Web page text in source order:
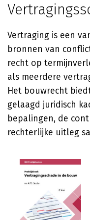
Vertraging is een
bronnen van
recht op
als meerdere
Het bouwrecht
gelaagd juridisch
bepalingen, de
rechterlijke uitleg